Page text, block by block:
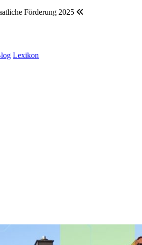
Förderung 2025
Lexikon